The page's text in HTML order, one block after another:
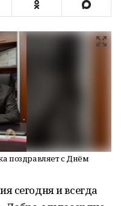
поздравляет с Днём
сегодня и всегда